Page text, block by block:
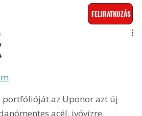
FELIRATKOZÁS
portfólióját az Uponor azt új
acél, ivóvízre